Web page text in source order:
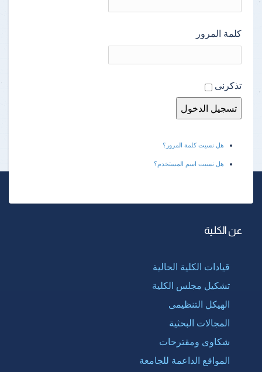
كلمة المرور
تذكرنى
هل نسيت كلمة المرور؟
هل نسيت اسم المستخدم؟
عن الكلية
قيادات الكلية الحالية
تشكيل مجلس الكلية
الهيكل التنظيمى
المجالات البحثية
شكاوى ومقترحات
المواقع الداعمة للجامعة